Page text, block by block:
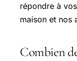
répondre à
maison et nos
Combien